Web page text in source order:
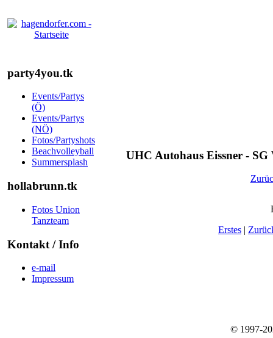
party4you.tk
Events/Partys
(Ö)
Events/Partys
(NÖ)
Fotos/Partyshots
Beachvolleyball
Summersplash
hollabrunn.tk
Fotos Union
Tanzteam
Kontakt / Info
e-mail
Impressum
UHC Autohaus Eissner -
Erstes |
© 1997-